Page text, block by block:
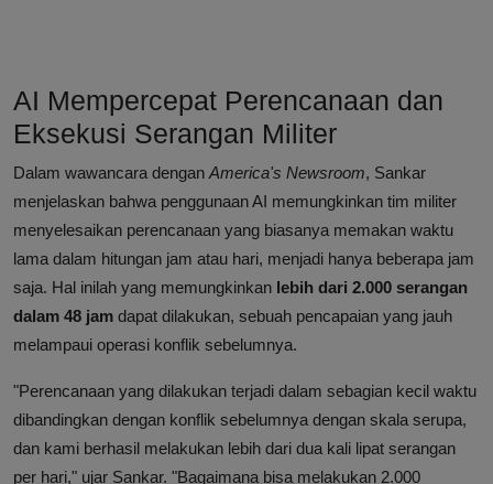
AI Mempercepat Perencanaan dan
Eksekusi Serangan Militer
Dalam wawancara dengan America's Newsroom, Sankar
menjelaskan bahwa penggunaan AI memungkinkan tim militer
menyelesaikan perencanaan yang biasanya memakan waktu
lama dalam hitungan jam atau hari, menjadi hanya beberapa jam
saja. Hal inilah yang memungkinkan lebih dari 2.000 serangan
dalam 48 jam dapat dilakukan, sebuah pencapaian yang jauh
melampaui operasi konflik sebelumnya.
"Perencanaan yang dilakukan terjadi dalam sebagian kecil waktu
dibandingkan dengan konflik sebelumnya dengan skala serupa,
dan kami berhasil melakukan lebih dari dua kali lipat serangan
per hari," ujar Sankar. "Bagaimana bisa melakukan 2.000